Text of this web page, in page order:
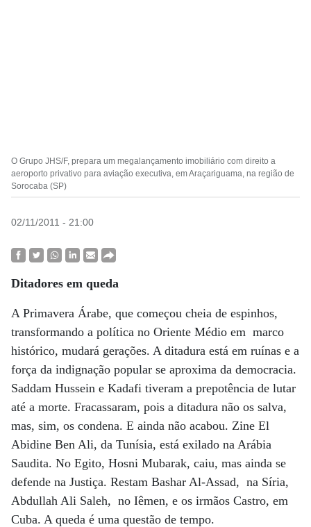
O Grupo JHS/F, prepara um megalançamento imobiliário com direito a
aeroporto privativo para aviação executiva, em Araçariguama, na região de
Sorocaba (SP)
02/11/2011 - 21:00
Ditadores em queda
A Primavera Árabe, que começou cheia de espinhos,
transformando a política no Oriente Médio em marco
histórico, mudará gerações. A ditadura está em ruínas e a
força da indignação popular se aproxima da democracia.
Saddam Hussein e Kadafi tiveram a prepotência de lutar
até a morte. Fracassaram, pois a ditadura não os salva,
mas, sim, os condena. E ainda não acabou. Zine El
Abidine Ben Ali, da Tunísia, está exilado na Arábia
Saudita. No Egito, Hosni Mubarak, caiu, mas ainda se
defende na Justiça. Restam Bashar Al-Assad, na Síria,
Abdullah Ali Saleh, no Iêmen, e os irmãos Castro, em
Cuba. A queda é uma questão de tempo.